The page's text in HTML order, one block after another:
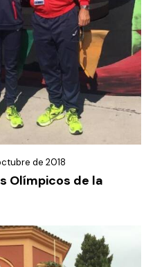
de 2018
Olímpicos de la